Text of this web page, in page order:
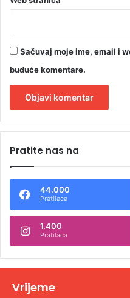
Sačuvaj moje ime, email i
buduće komentare.
t
n
t
v
Pratite nas na
44.000
Pratilaca
1.400
Pratilaca
Vrijeme